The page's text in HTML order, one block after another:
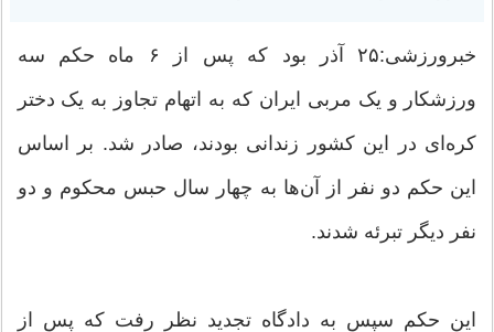
خبرورزشی:۲۵ آذر بود که پس از ۶ ماه حکم سه
ورزشکار و یک مربی ایران که به اتهام تجاوز به یک دختر
کره‌ای در این کشور زندانی بودند، صادر شد. بر اساس
این حکم دو نفر از آن‌ها به چهار سال حبس محکوم و دو
نفر دیگر تبرئه شدند.
این حکم سپس به دادگاه تجدید نظر رفت که پس از